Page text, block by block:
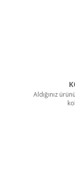
Aldığınız